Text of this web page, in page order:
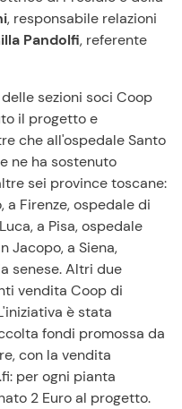
, responsabile relazioni
Pandolfi, referente
sezioni soci Coop
il progetto e
che all'ospedale Santo
ne ha sostenuto
sei province toscane:
a Firenze, ospedale di
a Pisa, ospedale
Jacopo, a Siena,
senese. Altri due
vendita Coop di
è stata
fondi promossa da
con la vendita
per ogni pianta
2 Euro al progetto.